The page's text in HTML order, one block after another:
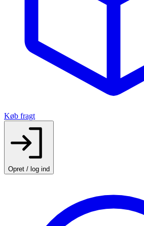
Køb fragt
Opret / log ind